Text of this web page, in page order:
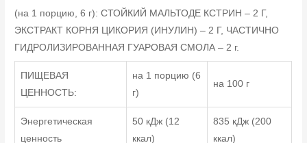
(на 1 порцию, 6 г): СТОЙКИЙ МАЛЬТОДЕ КСТРИН – 2 Г,
ЭКСТРАКТ КОРНЯ ЦИКОРИЯ (ИНУЛИН) – 2 Г, ЧАСТИЧНО
ГИДРОЛИЗИРОВАННАЯ ГУАРОВАЯ СМОЛА – 2 г.
ПИЩЕВАЯ
ЦЕННОСТЬ:
на 1 порцию (6
г)
на 100 г
Энергетическая
ценность
50 кДж (12
ккал)
835 кДж (200
ккал)